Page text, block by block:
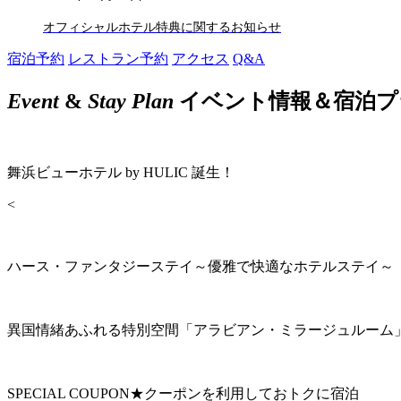
オフィシャルホテル特典に関するお知らせ
宿泊予約 レストラン予約 アクセス Q&A
Event& Stay Plan イベント情報＆宿泊
舞浜ビューホテル by HULIC 誕生！
<
ハース・ファンタジーステイ～優雅で快適なホテルステイ～
異国情緒あふれる特別空間「アラビアン・ミラージュルーム
SPECIAL COUPON★クーポンを利用しておトクに宿泊